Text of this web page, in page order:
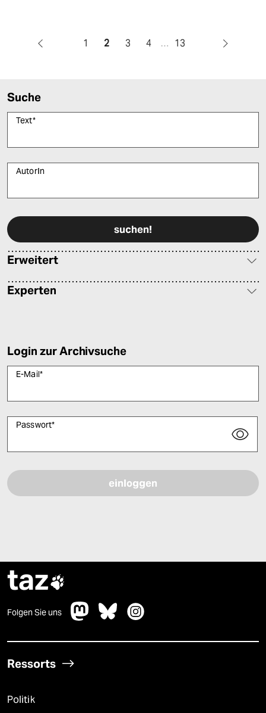
1 2 3 4 … 13
Suche
Text*
AutorIn
Erweitert
Experten
Login zur Archivsuche
E-Mail*
Passwort*
taz
Folgen Sie uns
Ressorts
Politik